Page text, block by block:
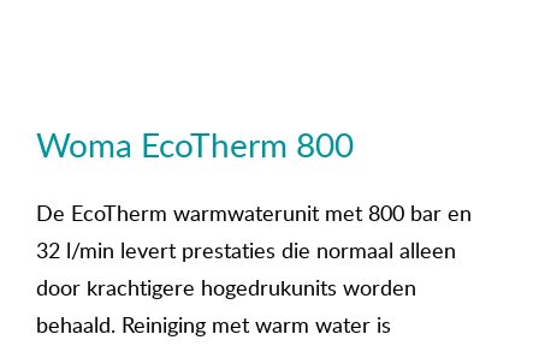
Woma EcoTherm 800
De EcoTherm warmwaterunit met 800 bar en
32 l/min levert prestaties die normaal alleen
door krachtigere hogedrukunits worden
behaald. Reiniging met warm water is